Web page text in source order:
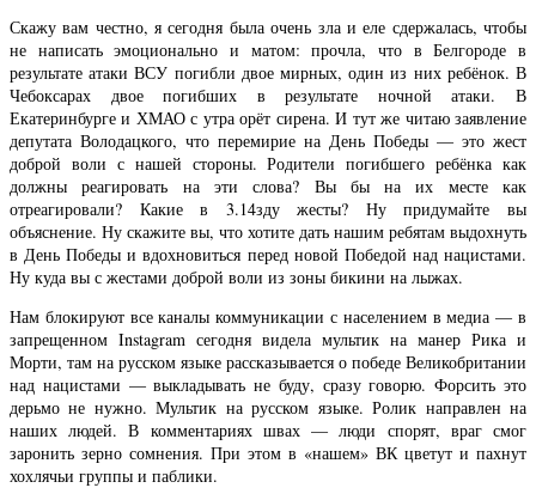
Скажу вам честно, я сегодня была очень зла и еле сдержалась, чтобы
не написать эмоционально и матом: прочла, что в Белгороде в
результате атаки ВСУ погибли двое мирных, один из них ребёнок. В
Чебоксарах двое погибших в результате ночной атаки. В
Екатеринбурге и ХМАО с утра орёт сирена. И тут же читаю заявление
депутата Володацкого, что перемирие на День Победы — это жест
доброй воли с нашей стороны. Родители погибшего ребёнка как
должны реагировать на эти слова? Вы бы на их месте как
отреагировали? Какие в 3.14зду жесты? Ну придумайте вы
объяснение. Ну скажите вы, что хотите дать нашим ребятам выдохнуть
в День Победы и вдохновиться перед новой Победой над нацистами.
Ну куда вы с жестами доброй воли из зоны бикини на лыжах.
Нам блокируют все каналы коммуникации с населением в медиа — в
запрещенном Instagram сегодня видела мультик на манер Рика и
Морти, там на русском языке рассказывается о победе Великобритании
над нацистами — выкладывать не буду, сразу говорю. Форсить это
дерьмо не нужно. Мультик на русском языке. Ролик направлен на
наших людей. В комментариях швах — люди спорят, враг смог
заронить зерно сомнения. При этом в «нашем» ВК цветут и пахнут
хохлячьи группы и паблики.